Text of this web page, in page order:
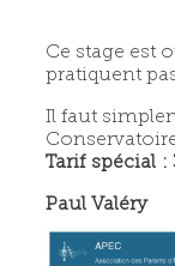
Ce stage est
pratiquent
Il faut
Tarif spécial :
Paul Valéry